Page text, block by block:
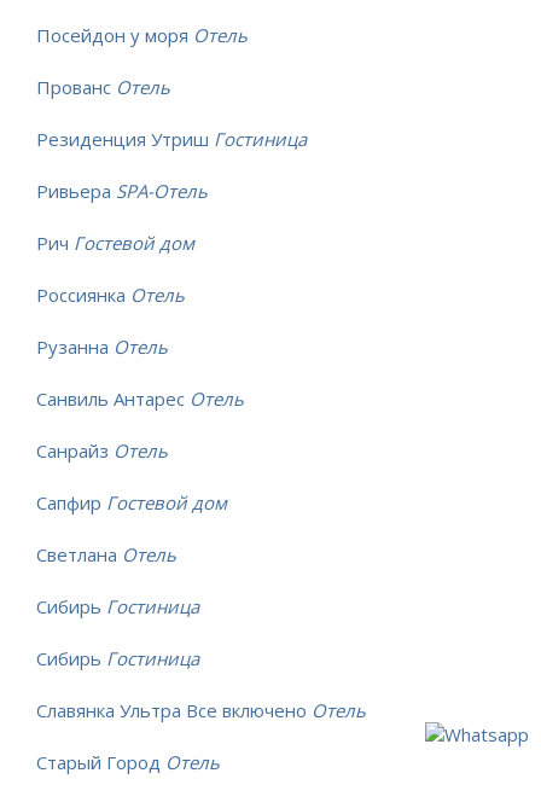
Посейдон у моря Отель
Прованс Отель
Резиденция Утриш Гостиница
Ривьера SPA-Отель
Рич Гостевой дом
Россиянка Отель
Рузанна Отель
Санвиль Антарес Отель
Санрайз Отель
Сапфир Гостевой дом
Светлана Отель
Сибирь Гостиница
Сибирь Гостиница
Славянка Ультра Все включено Отель
Старый Город Отель